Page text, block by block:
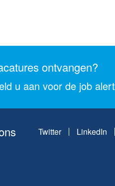
ontvangen?
u aan voor de job alert
Twitter LinkedIn